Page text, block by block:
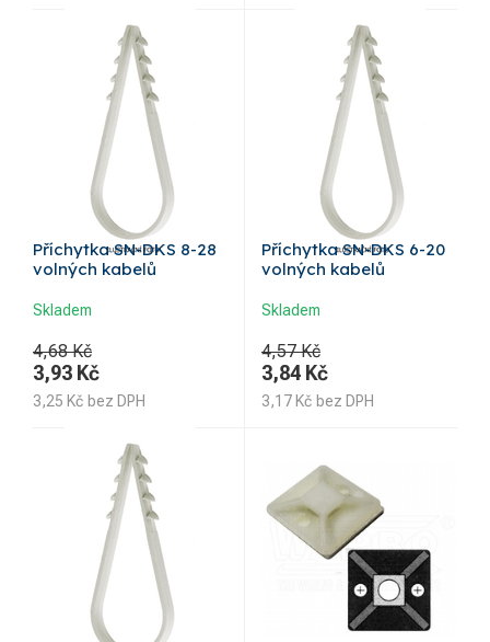
Příchytka SN-DKS 8-28
volných kabelů
Skladem
4,68 Kč
3,93 Kč
3,25 Kč bez DPH
Příchytka SN-DKS 6-20
volných kabelů
Skladem
4,57 Kč
3,84 Kč
3,17 Kč bez DPH